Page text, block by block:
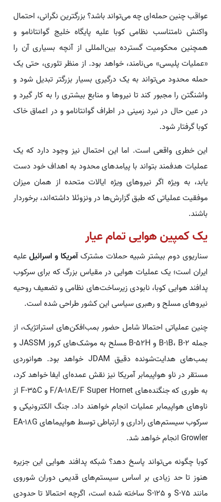
عواقب چنین حمله‌ای چه می‌تواند باشد؟ بزرگترین نگرانی، احتمال
واکنش نامتناسب نظامی کوبا علیه پایگاه خلیج گوانتانامو و
همچنین محکومیت گسترده بین‌المللی از آنچه بسیاری آن را
«عملیات پلیسی» می‌نامند، خواهد بود. از منظر تئوری، حتی یک
حمله محدود می‌تواند به یک درگیری بسیار بزرگتر تبدیل شود و
واشنگتن را مجبور کند تا نیروها و منابع بیشتری را به کار گیرد و
در عین حال در نبرد زمینی در اطراف گوانتانامو و در اعماق خاک
کوبا گرفتار شود.
این خطری واقعی است. اما این احتمال نیز وجود دارد که یک
عملیات هدفمند بتواند با پیامدهای محدود به اهداف خود دست
یابد، به ویژه اگر نیروهای ویژه ایالات متحده از همان میزان
موفقیت عملیاتی که طبق گزارش‌ها در ونزوئلا داشته‌اند، برخوردار
باشند.
یک کمپین هوایی تمام عیار
سناریوی دوم بیشتر شبیه حملات مشترکآمریکا و اسرائیلعلیه
ایران است؛ یک عملیات هوایی در مقیاس بزرگ که برای سرکوب
پدافند هوایی کوبا، نابودی زیرساخت‌های نظامی و تضعیف روحیه
نیروهای مسلح و رهبری سیاسی این کشور طراحی شده است.
چنین عملیاتی احتمالا شامل حضور بمب‌افکن‌های استراتژیک، از
جمله B-۱B، B-۲ و B-۵۲H مسلح به موشک‌های کروز JASSM و
بمب‌های هدایت‌شونده دقیق JDAM خواهد بود. هوانوردی
مستقر در ناو هواپیمابر آمریکا نیز نقش عمده‌ای ایفا خواهد کرد،
به طوری که جنگنده‌های F/A-۱۸E/F Super Hornet و F-۳۵C از
ناوهای هواپیمابر عملیات انجام خواهند داد. جنگ الکترونیکی و
سرکوب سیستم‌های راداری و ارتباطی توسط هواپیماهای EA-۱۸G
Growler انجام خواهد شد.
کوبا چگونه می‌تواند پاسخ دهد؟ شبکه پدافند هوایی این جزیره
هنوز تا حد زیادی بر اساس سیستم‌های قدیمی دوران شوروی
مانند S-۷۵ و S-۱۲۵ ساخته شده است، اگرچه احتمالا تا حدودی